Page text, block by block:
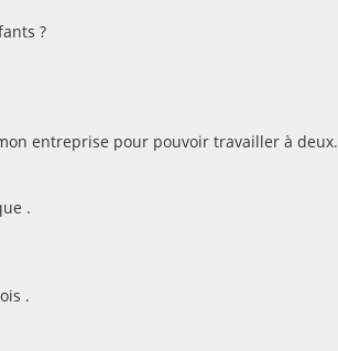
?
entreprise pour pouvoir travailler à deux.
.
.